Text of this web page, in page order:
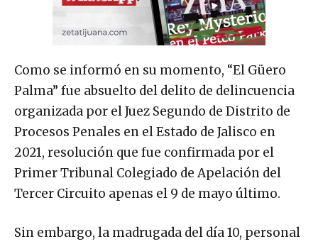
Como se informó en su momento, “El Güero
Palma” fue absuelto del delito de delincuencia
organizada por el Juez Segundo de Distrito de
Procesos Penales en el Estado de Jalisco en
2021, resolución que fue confirmada por el
Primer Tribunal Colegiado de Apelación del
Tercer Circuito apenas el 9 de mayo último.
Sin embargo, la madrugada del día 10, personal